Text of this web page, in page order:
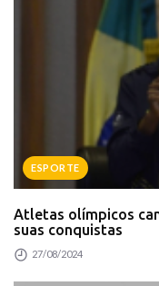
ESPORTE
Atletas olímpicos
suas conquistas
27/08/2024